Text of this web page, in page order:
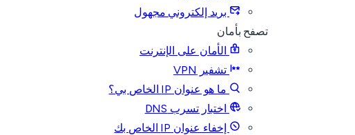
بريد إلكتروني مجهول
تصفح بأمان
الأمان على الإنترنت
تشفير VPN
ما هو عنوان IP الخاص بي؟
اختبار تسرب DNS
إخفاء عنوان IP الخاص بك